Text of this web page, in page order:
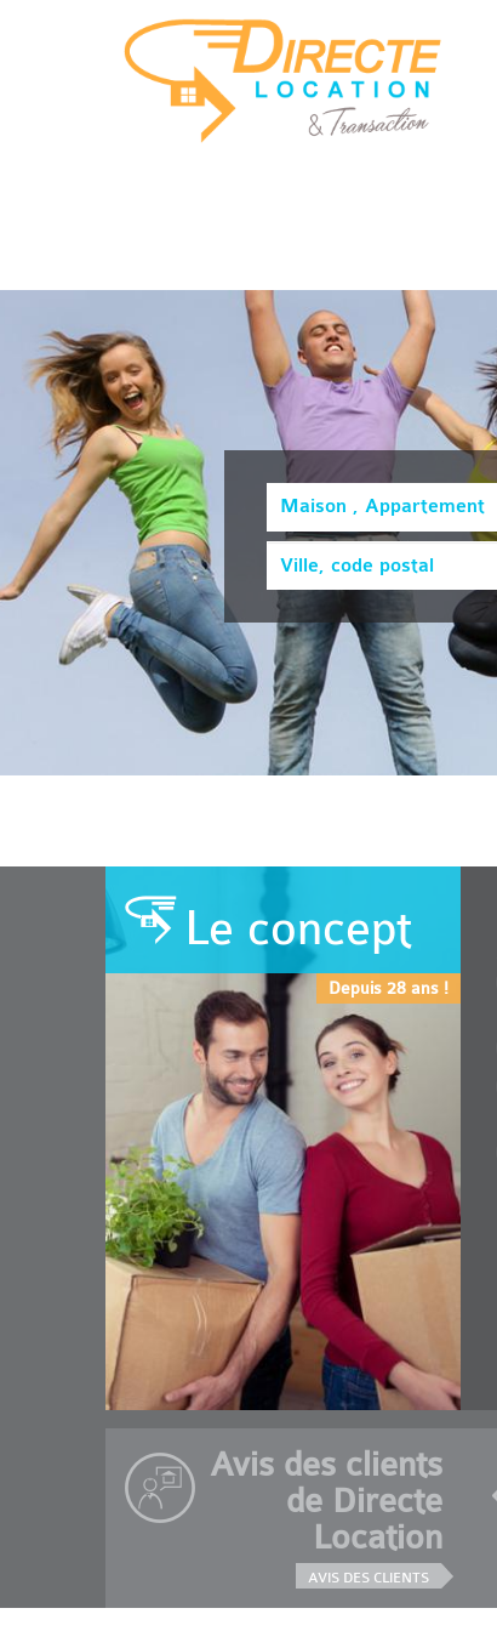
Maison , Appartement
Le concept
Depuis 28 ans !
Avis des clients
de Directe
Location
AVIS DES CLIENTS